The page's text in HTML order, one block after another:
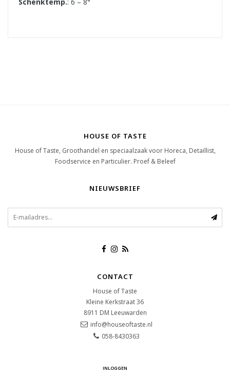
HOUSE OF TASTE
House of Taste, Groothandel en speciaalzaak voor Horeca, Detaillist,
Foodservice en Particulier. Proef & Beleef
NIEUWSBRIEF
CONTACT
House of Taste
Kleine Kerkstraat 36
8911 DM Leeuwarden
info@houseoftaste.nl
058-8430363
INLOGGEN